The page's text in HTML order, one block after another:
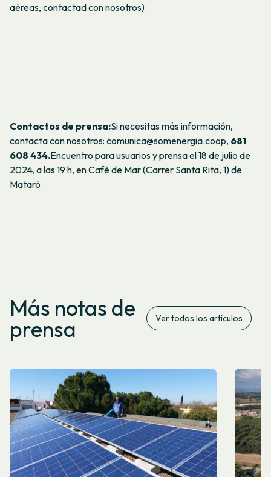
aéreas, contactad con nosotros)
Contactos de prensa:Si necesitas más información,
contacta con nosotros: comunica@somenergia.coop, 681
608 434.Encuentro para usuarios y prensa el 18 de julio de
2024, a las 19 h, en Cafè de Mar (Carrer Santa Rita, 1) de
Mataró
Más notas de
prensa Ver todos los artículos